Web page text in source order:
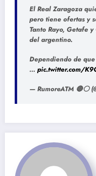
El Real Zaragoza
pero tiene ofertas y
Tanto Rayo, Getafe
del argentino.
Dependiendo de
… pic.twitter.com/
— RumoreATM 🔴⚪